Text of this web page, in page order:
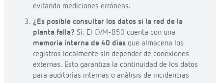
evitando mediciones erróneas.
¿Es posible consultar los datos si la red de la
planta falla? Sí. El CVM-B50 cuenta con una
memoria interna de 40 días que almacena los
registros localmente sin depender de conexiones
externas. Esto garantiza la continuidad de los datos
para auditorías internas o análisis de incidencias